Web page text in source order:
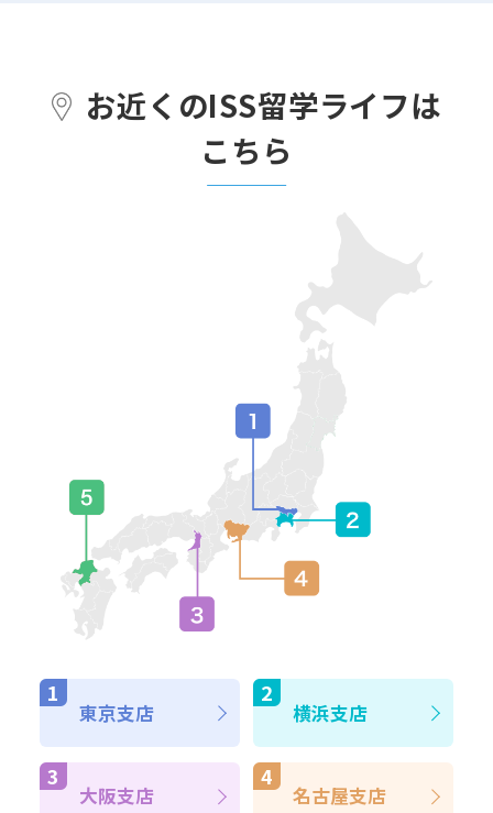
お近くのISS留学ライフは
こちら
東京支店 横浜支店
大阪支店 名古屋支店